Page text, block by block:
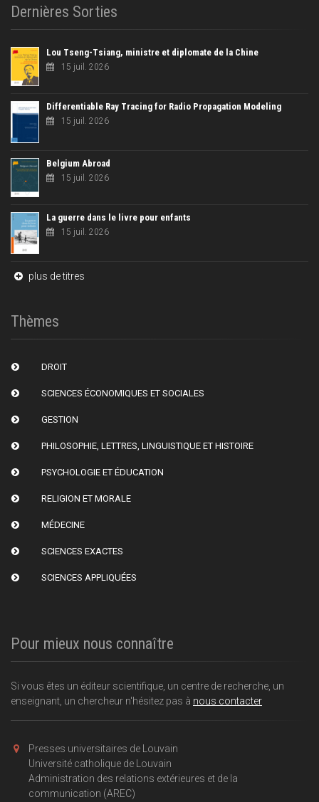
Dernières Sorties
Lou Tseng-Tsiang, ministre et diplomate de la Chine
15 juil. 2026
Differentiable Ray Tracing for Radio Propagation Modeling
15 juil. 2026
Belgium Abroad
15 juil. 2026
La guerre dans le livre pour enfants
15 juil. 2026
plus de titres
Thèmes
DROIT
SCIENCES ÉCONOMIQUES ET SOCIALES
GESTION
PHILOSOPHIE, LETTRES, LINGUISTIQUE ET HISTOIRE
PSYCHOLOGIE ET ÉDUCATION
RELIGION ET MORALE
MÉDECINE
SCIENCES EXACTES
SCIENCES APPLIQUÉES
Pour mieux nous connaître
Si vous êtes un éditeur scientifique, un centre de recherche, un
enseignant, un chercheur n'hésitez pas à nous contacter
Presses universitaires de Louvain
Université catholique de Louvain
Administration des relations extérieures et de la
communication (AREC)